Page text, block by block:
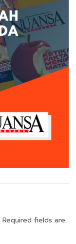
Required fields are